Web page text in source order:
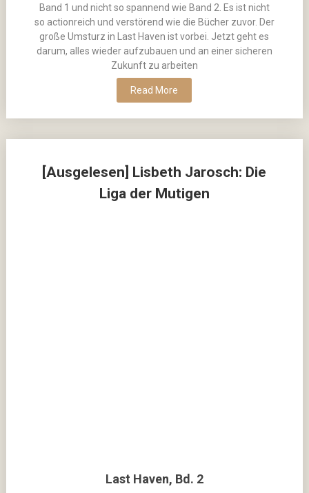
Band 1 und nicht so spannend wie Band 2. Es ist nicht
so actionreich und verstörend wie die Bücher zuvor. Der
große Umsturz in Last Haven ist vorbei. Jetzt geht es
darum, alles wieder aufzubauen und an einer sicheren
Zukunft zu arbeiten
Read More
[Ausgelesen] Lisbeth Jarosch: Die
Liga der Mutigen
Last Haven, Bd. 2